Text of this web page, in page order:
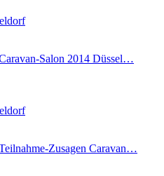
Salon 2014 Düssel…
Zusagen Caravan…